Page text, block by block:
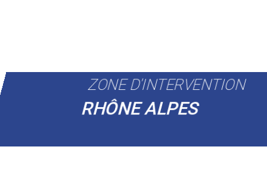
ZONE D'INTERVENTION
RHÔNE ALPES